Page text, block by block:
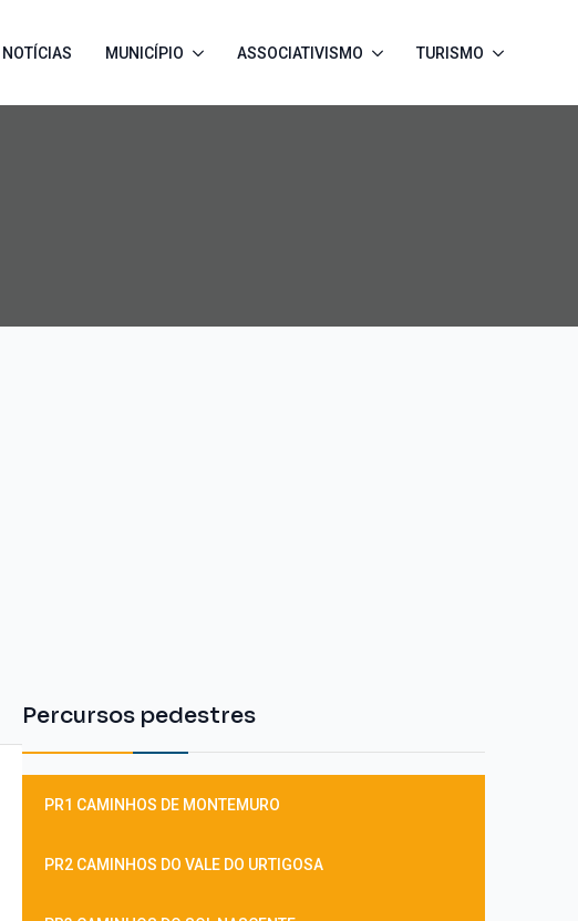
NOTÍCIAS MUNICÍPIO ASSOCIATIVISMO TURISMO
Percursos pedestres
PR1 CAMINHOS DE MONTEMURO
PR2 CAMINHOS DO VALE DO URTIGOSA